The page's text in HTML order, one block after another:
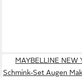
MAYBELLINE NEW
Schmink-Set Augen